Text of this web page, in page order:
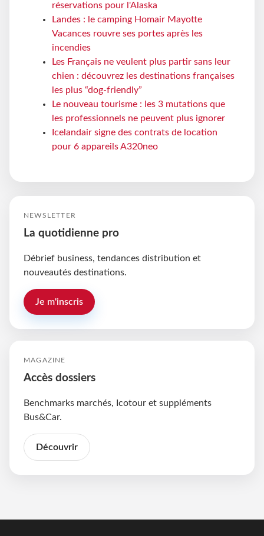
réservations pour l'Alaska
Landes : le camping Homair Mayotte
Vacances rouvre ses portes après les
incendies
Les Français ne veulent plus partir sans leur
chien : découvrez les destinations françaises
les plus “dog-friendly”
Le nouveau tourisme : les 3 mutations que
les professionnels ne peuvent plus ignorer
Icelandair signe des contrats de location
pour 6 appareils A320neo
NEWSLETTER
La quotidienne pro
Débrief business, tendances distribution et
nouveautés destinations.
Je m'inscris
MAGAZINE
Accès dossiers
Benchmarks marchés, Icotour et suppléments
Bus&Car.
Découvrir